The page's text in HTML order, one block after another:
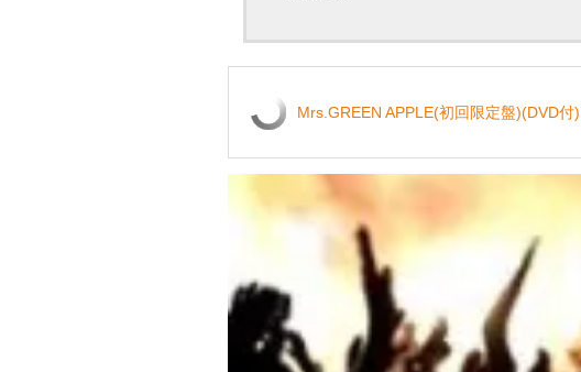
Mrs.GREEN APPLE(初回限定盤)(DVD付)